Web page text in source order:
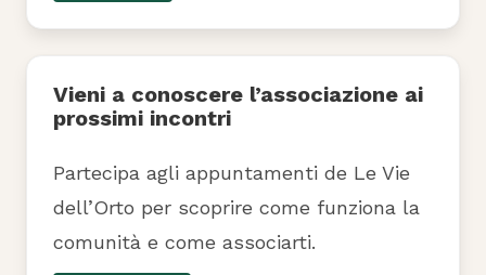
Vieni a conoscere l’associazione ai
prossimi incontri
Partecipa agli appuntamenti de Le Vie
dell’Orto per scoprire come funziona la
comunità e come associarti.